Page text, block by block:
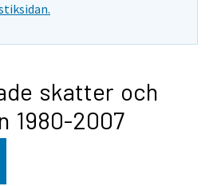
skatter och
1980-2007